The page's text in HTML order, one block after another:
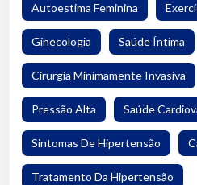
Autoestima Feminina
Ginecologia Saúde Íntima
Cirurgia Minimamente Invasiva
Pressão Alta Saúde
Sintomas De Hipertensão
Tratamento Da Hipertensão